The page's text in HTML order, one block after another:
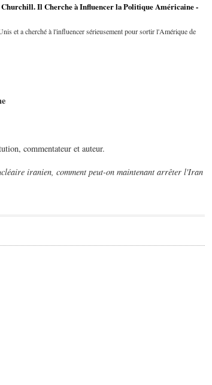
Churchill. Il Cherche à Influencer la Politique Américaine -
et a cherché à l'influencer sérieusement pour sortir l'Amérique de
commentateur et auteur.
iranien, comment peut-on maintenant arrêter l'Iran